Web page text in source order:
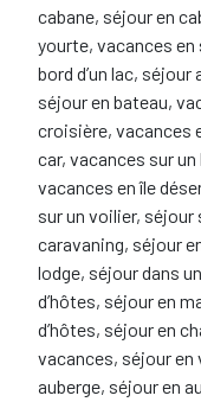
cabane, séjour en
yourte, vacances
bord d’un lac, séjour
séjour en bateau,
croisière, vacances
car, vacances sur
vacances en île
sur un voilier, séjour
caravaning, séjour
lodge, séjour dans
d’hôtes, séjour en
d’hôtes, séjour en
vacances, séjour en
auberge, séjour en